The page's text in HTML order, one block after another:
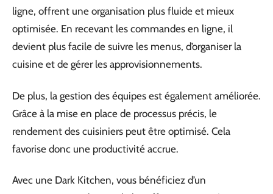
ligne, offrent une organisation plus fluide et mieux
optimisée. En recevant les commandes en ligne, il
devient plus facile de suivre les menus, d’organiser la
cuisine et de gérer les approvisionnements.
De plus, la gestion des équipes est également améliorée.
Grâce à la mise en place de processus précis, le
rendement des cuisiniers peut être optimisé. Cela
favorise donc une productivité accrue.
Avec une Dark Kitchen, vous bénéficiez d’un